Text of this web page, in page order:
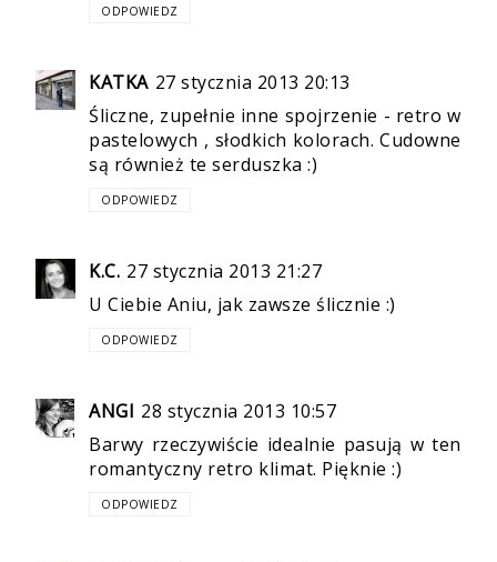
ODPOWIEDZ
KATKA 27 stycznia 2013 20:13
Śliczne, zupełnie inne spojrzenie - retro w
pastelowych , słodkich kolorach. Cudowne
są również te serduszka :)
ODPOWIEDZ
K.C. 27 stycznia 2013 21:27
U Ciebie Aniu, jak zawsze ślicznie :)
ODPOWIEDZ
ANGI 28 stycznia 2013 10:57
Barwy rzeczywiście idealnie pasują w ten
romantyczny retro klimat. Pięknie :)
ODPOWIEDZ